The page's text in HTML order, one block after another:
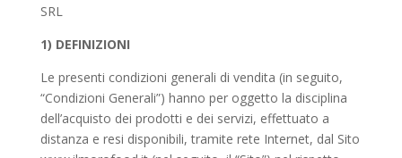
SRL
1) DEFINIZIONI
Le presenti condizioni generali di vendita (in seguito,
“Condizioni Generali”) hanno per oggetto la disciplina
dell’acquisto dei prodotti e dei servizi, effettuato a
distanza e resi disponibili, tramite rete Internet, dal Sito